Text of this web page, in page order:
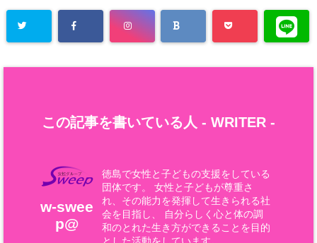
この記事を書いている人 - WRITER -
w-swee
p@
徳島で女性と子どもの支援をしている
団体です。 女性と子どもが尊重さ
れ、その能力を発揮して生きられる社
会を目指し、 自分らしく心と体の調
和のとれた生き方ができることを目的